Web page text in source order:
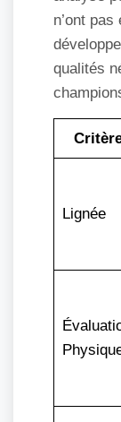
n’ont
qualités
Lignée